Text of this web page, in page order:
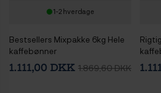
1-2 hverdage
Bestsellers Mixpakke 6kg Hele
kaffebønner
1.111,00 DKK 1.869,60 DKK